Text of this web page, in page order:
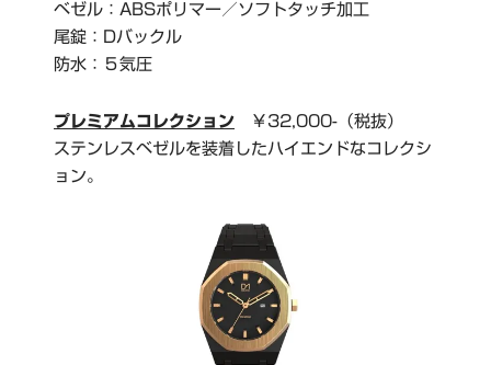
ベゼル：ABSポリマー／ソフトタッチ加工
尾錠：Dバックル
防水：５気圧
プレミアムコレクション ￥32,000-（税抜）
ステンレスベゼルを装着したハイエンドなコレクシ
ョン。